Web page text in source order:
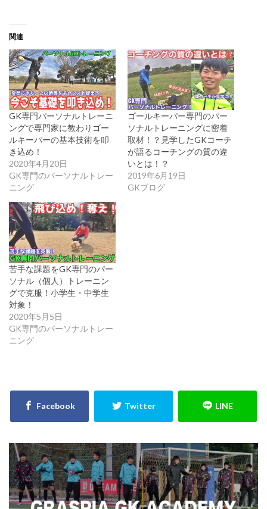
関連
GK専門パーソナルトレーニ
ングで専門家に教わりゴー
ルキーパーの基本技術を叩
き込め！
2020年4月20日
GK専門のパーソナルトレー
ニング
ゴールキーパー専門のパー
ソナルトレーニングに密着
取材！？見学したGKコーチ
が語るコーチングの質の違
いとは！？
2019年6月19日
GKブログ
苦手な課題をGK専門のパー
ソナル（個人）トレーニン
グで克服！小学生・中学生
対象！
2020年5月5日
GK専門のパーソナルトレー
ニング